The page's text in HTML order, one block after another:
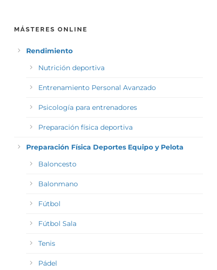
MÁSTERES ONLINE
Rendimiento
Nutrición deportiva
Entrenamiento Personal Avanzado
Psicología para entrenadores
Preparación física deportiva
Preparación Física Deportes Equipo y Pelota
Baloncesto
Balonmano
Fútbol
Fútbol Sala
Tenis
Pádel